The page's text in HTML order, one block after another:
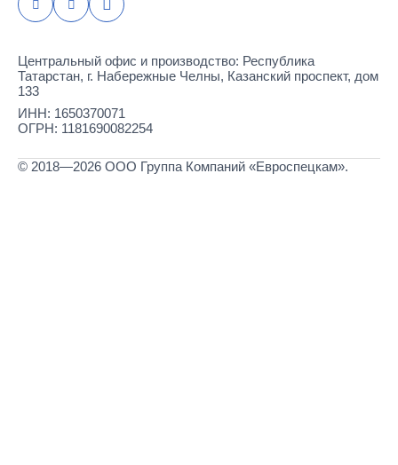
Центральный офис и производство: Республика
Татарстан, г. Набережные Челны, Казанский проспект, дом
133
ИНН: 1650370071
ОГРН: 1181690082254
© 2018—2026 ООО Группа Компаний «Евроспецкам».